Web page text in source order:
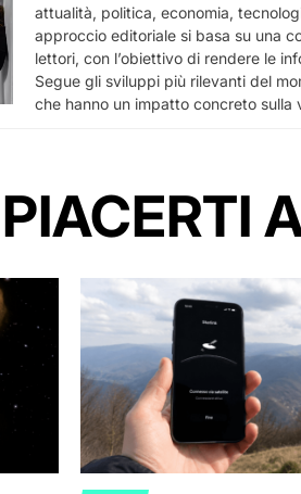
attualità, politica, economia,
approccio editoriale si basa su una
lettori, con l’obiettivo di rendere le
Segue gli sviluppi più rilevanti del
che hanno un impatto concreto sulla